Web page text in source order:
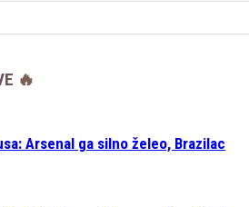
🔥
Arsenal ga silno želeo, Brazilac